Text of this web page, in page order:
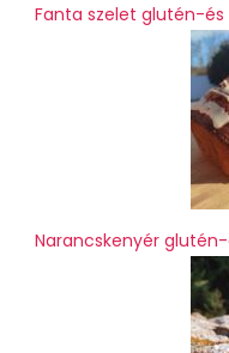
Fanta szelet glutén-
Narancskenyér